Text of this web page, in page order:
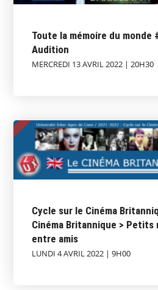
Toute la mémoire du monde
Audition
MERCREDI 13 AVRIL 2022 | 20H30
Cycle sur le Cinéma
Cinéma Britannique > Petits
entre amis
LUNDI 4 AVRIL 2022 | 9H00